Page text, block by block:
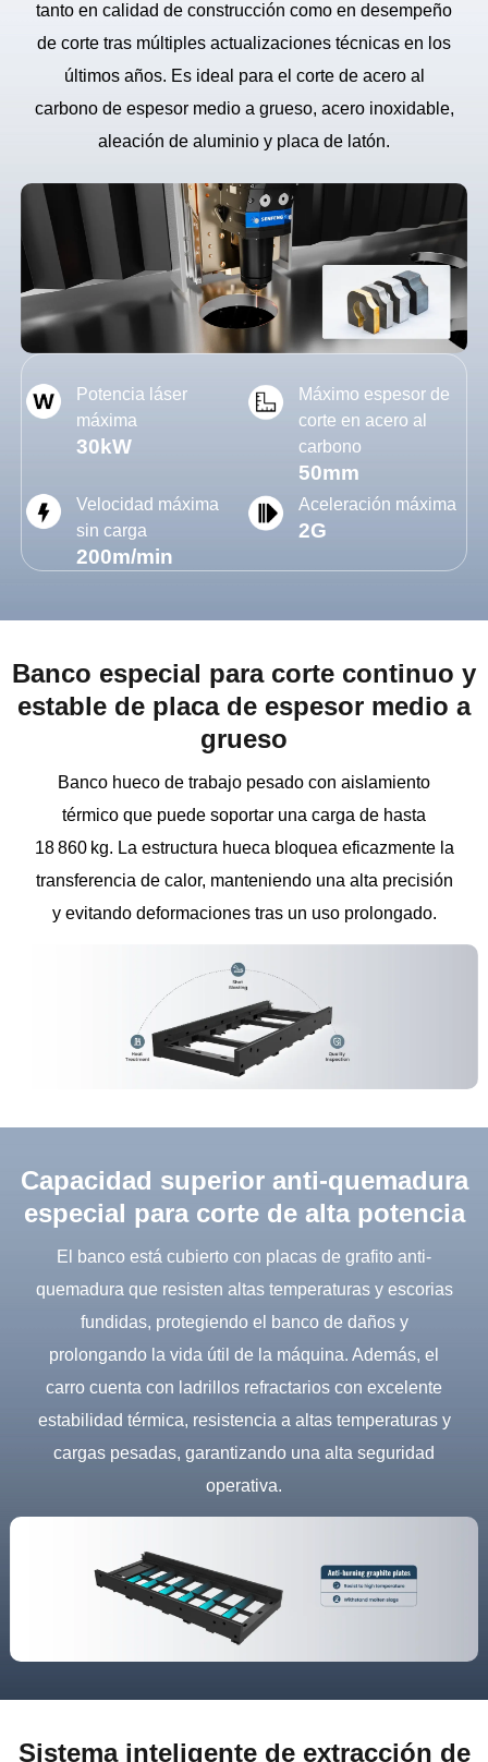
tanto en calidad de construcción como en desempeño
de corte tras múltiples actualizaciones técnicas en los
últimos años. Es ideal para el corte de acero al
carbono de espesor medio a grueso, acero inoxidable,
aleación de aluminio y placa de latón.
Potencia láser
máxima
30kW
Máximo espesor de
corte en acero al
carbono
50mm
Velocidad máxima
sin carga
200m/min
Aceleración máxima
2G
Banco especial para corte continuo y
estable de placa de espesor medio a
grueso
Banco hueco de trabajo pesado con aislamiento
térmico que puede soportar una carga de hasta
18 860 kg. La estructura hueca bloquea eficazmente la
transferencia de calor, manteniendo una alta precisión
y evitando deformaciones tras un uso prolongado.
Capacidad superior anti-quemadura
especial para corte de alta potencia
El banco está cubierto con placas de grafito anti-
quemadura que resisten altas temperaturas y escorias
fundidas, protegiendo el banco de daños y
prolongando la vida útil de la máquina. Además, el
carro cuenta con ladrillos refractarios con excelente
estabilidad térmica, resistencia a altas temperaturas y
cargas pesadas, garantizando una alta seguridad
operativa.
Sistema inteligente de extracción de